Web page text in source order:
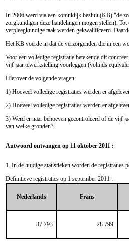
In 2006 werd via een koninklijk besluit (KB) "de
zorgkundigen deze handelingen mogen stellen).
verpleegkundige taak werden gekwalificeerd.
Het KB voerde in dat de verzorgenden die in een
Voor een volledige registratie betekende dit
vijf jaar tewerkstelling voorleggen (voltijds
Hierover de volgende vragen:
1) Hoeveel volledige registraties werden er
2) Hoeveel volledige registraties werden er
3) Werd er naar behoeven gecontroleerd of de vijf
van welke gronden?
Antwoord ontvangen op 11 oktober 2011 :
1. In de huidige statistieken worden de registraties
Definitieve registraties op 1 september 2011 :
Nederlands Frans
37 793 28 799